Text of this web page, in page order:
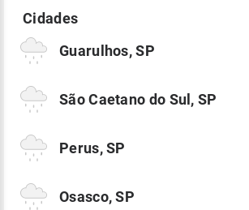
Guarulhos, SP
São Caetano do Sul, SP
Perus, SP
Osasco, SP